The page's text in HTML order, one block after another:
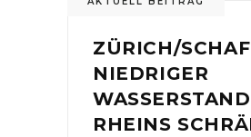
ZÜRICH/
NIEDRIGER
RHEINS